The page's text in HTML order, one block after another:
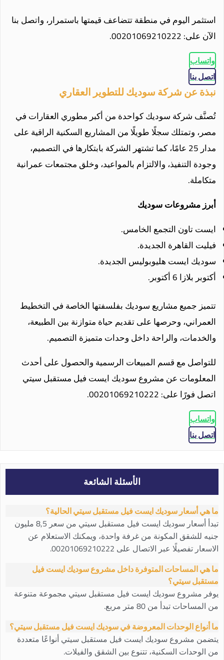
استثمر اليوم في منطقة تتضاعف قيمتها باستمرار، واتصل بنا
الآن على: 00201069210222.
واتساب
اتصل بنا
نبذة عن شركة سوديك للتطوير العقاري
تُصنَّف شركة سوديك كواحدة من أكبر مطوري العقارات في
مصر، وتمتلك سجلًا طويلًا من المشاريع السكنية الراقية على
مدار 25 عامًا، كما تشتهر الشركة بابتكارها في التصميم،
وجودة التنفيذ، والالتزام بالمواعيد، وخلق مجتمعات عمرانية
متكاملة.
أبرز مشروعات سوديك
ايست تاون التجمع الخامس.
فيليت القاهرة الجديدة.
سوديك ايست هليوبوليس الجديدة.
أكتوبر بلازا 6 أكتوبر.
تتميز جميع مشاريع سوديك بفلسفتها الخاصة في التخطيط
العمراني، وحرصها على تقديم حياة متوازنة بين الطبيعة،
والخدمات، والراحة داخل وحدات متميزة التصميم.
للتواصل مع قسم المبيعات الرسمية والحصول على أحدث
المعلومات عن مشروع سوديك ايست فيل مستقبل سيتي
اتصل فورًا على: 00201069210222.
واتساب
اتصل بنا
الأسئلة الشائعة
ما هي أسعار سوديك ايست فيل مستقبل سيتي الحالية؟
تبدأ أسعار سوديك ايست فيل مستقبل سيتي من سعر 8,5 مليون
جنيه للشقق المكونة من غرفة واحدة، ويمكنك الاستعلام عن
الاسعار تفصيلًا عبر الاتصال على 00201069210222.
ما هي المساحات المتوفرة داخل مشروع سوديك ايست فيل
مستقبل سيتي؟
يوفر مشروع سوديك ايست فيل مستقبل سيتي مجموعة متنوعة
من المساحات تبدأ من 80 متر مربع.
ما أنواع الوحدات المعروضة في سوديك ايست فيل مستقبل سيتي؟
يتضمن مشروع سوديك ايست فيل مستقبل سيتي أنواعًا متعددة
من الوحدات السكنية، تتنوع بين الشقق والفيلات.